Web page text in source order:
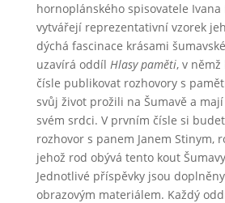
hornoplánského spisovatele Ivana
vytvářejí reprezentativní vzorek
dýchá fascinace krásami
uzavírá oddíl Hlasy paměti, v
čísle publikovat rozhovory s
svůj život prožili na Šumavě a
svém srdci. V prvním čísle si
rozhovor s panem Janem Stinym,
jehož rod obývá tento kout
Jednotlivé příspěvky jsou
obrazovým materiálem. Každý